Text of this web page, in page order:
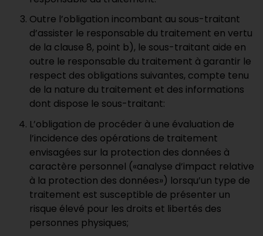
Outre l’obligation incombant au sous-traitant
d’assister le responsable du traitement en vertu
de la clause 8, point b), le sous-traitant aide en
outre le responsable du traitement à garantir le
respect des obligations suivantes, compte tenu
de la nature du traitement et des informations
dont dispose le sous-traitant:
L’obligation de procéder à une évaluation de
l’incidence des opérations de traitement
envisagées sur la protection des données à
caractère personnel («analyse d’impact relative
à la protection des données») lorsqu’un type de
traitement est susceptible de présenter un
risque élevé pour les droits et libertés des
personnes physiques;